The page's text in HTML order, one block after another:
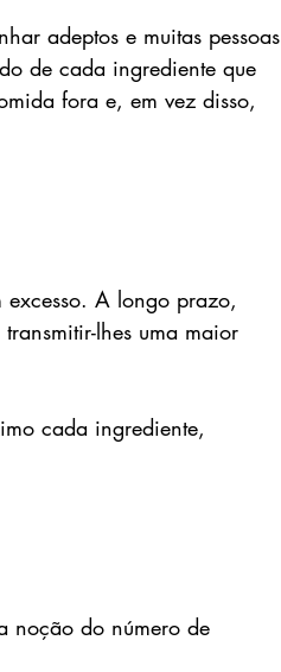
adeptos e muitas pessoas
de cada ingrediente que
fora e, em vez disso,
A longo prazo,
lhes uma maior
cada ingrediente,
noção do número de